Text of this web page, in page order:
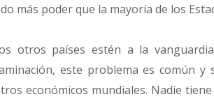
más poder que la mayoría de los
otros países estén a la
este problema es común y
económicos mundiales. Nadie